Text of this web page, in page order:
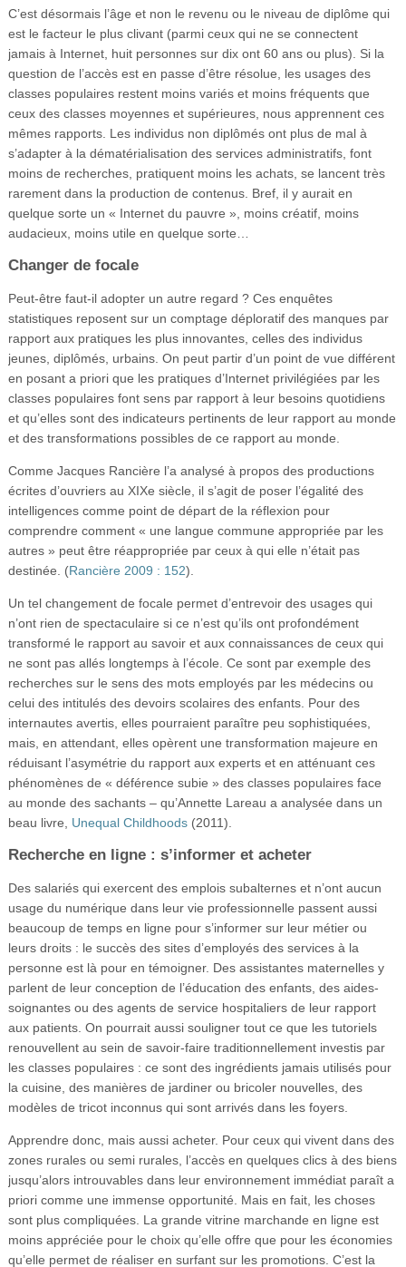
C’est désormais l’âge et non le revenu ou le niveau de diplôme qui
est le facteur le plus clivant (parmi ceux qui ne se connectent
jamais à Internet, huit personnes sur dix ont 60 ans ou plus). Si la
question de l’accès est en passe d’être résolue, les usages des
classes populaires restent moins variés et moins fréquents que
ceux des classes moyennes et supérieures, nous apprennent ces
mêmes rapports. Les individus non diplômés ont plus de mal à
s’adapter à la dématérialisation des services administratifs, font
moins de recherches, pratiquent moins les achats, se lancent très
rarement dans la production de contenus. Bref, il y aurait en
quelque sorte un « Internet du pauvre », moins créatif, moins
audacieux, moins utile en quelque sorte…
Changer de focale
Peut-être faut-il adopter un autre regard ? Ces enquêtes
statistiques reposent sur un comptage déploratif des manques par
rapport aux pratiques les plus innovantes, celles des individus
jeunes, diplômés, urbains. On peut partir d’un point de vue différent
en posant a priori que les pratiques d’Internet privilégiées par les
classes populaires font sens par rapport à leur besoins quotidiens
et qu’elles sont des indicateurs pertinents de leur rapport au monde
et des transformations possibles de ce rapport au monde.
Comme Jacques Rancière l’a analysé à propos des productions
écrites d’ouvriers au XIXe siècle, il s’agit de poser l’égalité des
intelligences comme point de départ de la réflexion pour
comprendre comment « une langue commune appropriée par les
autres » peut être réappropriée par ceux à qui elle n’était pas
destinée. (Rancière 2009 : 152).
Un tel changement de focale permet d’entrevoir des usages qui
n’ont rien de spectaculaire si ce n’est qu’ils ont profondément
transformé le rapport au savoir et aux connaissances de ceux qui
ne sont pas allés longtemps à l’école. Ce sont par exemple des
recherches sur le sens des mots employés par les médecins ou
celui des intitulés des devoirs scolaires des enfants. Pour des
internautes avertis, elles pourraient paraître peu sophistiquées,
mais, en attendant, elles opèrent une transformation majeure en
réduisant l’asymétrie du rapport aux experts et en atténuant ces
phénomènes de « déférence subie » des classes populaires face
au monde des sachants – qu’Annette Lareau a analysée dans un
beau livre, Unequal Childhoods(2011).
Recherche en ligne : s’informer et acheter
Des salariés qui exercent des emplois subalternes et n’ont aucun
usage du numérique dans leur vie professionnelle passent aussi
beaucoup de temps en ligne pour s’informer sur leur métier ou
leurs droits : le succès des sites d’employés des services à la
personne est là pour en témoigner. Des assistantes maternelles y
parlent de leur conception de l’éducation des enfants, des aides-
soignantes ou des agents de service hospitaliers de leur rapport
aux patients. On pourrait aussi souligner tout ce que les tutoriels
renouvellent au sein de savoir-faire traditionnellement investis par
les classes populaires : ce sont des ingrédients jamais utilisés pour
la cuisine, des manières de jardiner ou bricoler nouvelles, des
modèles de tricot inconnus qui sont arrivés dans les foyers.
Apprendre donc, mais aussi acheter. Pour ceux qui vivent dans des
zones rurales ou semi rurales, l’accès en quelques clics à des biens
jusqu’alors introuvables dans leur environnement immédiat paraît a
priori comme une immense opportunité. Mais en fait, les choses
sont plus compliquées. La grande vitrine marchande en ligne est
moins appréciée pour le choix qu’elle offre que pour les économies
qu’elle permet de réaliser en surfant sur les promotions. C’est la